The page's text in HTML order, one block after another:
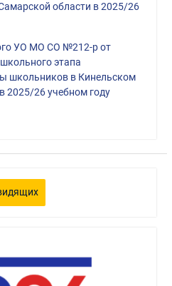
области в 2025/26
УО МО СО №212-р от
этапа
школьников в Кинельском
2025/26 учебном году